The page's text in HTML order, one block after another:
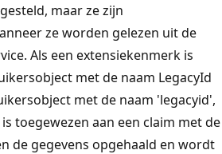
maar ze zijn
ze worden gelezen uit de
Als een extensiekenmerk is
met de naam LegacyId
met de naam 'legacyid',
toegewezen aan een claim met de
de gegevens opgehaald en wordt